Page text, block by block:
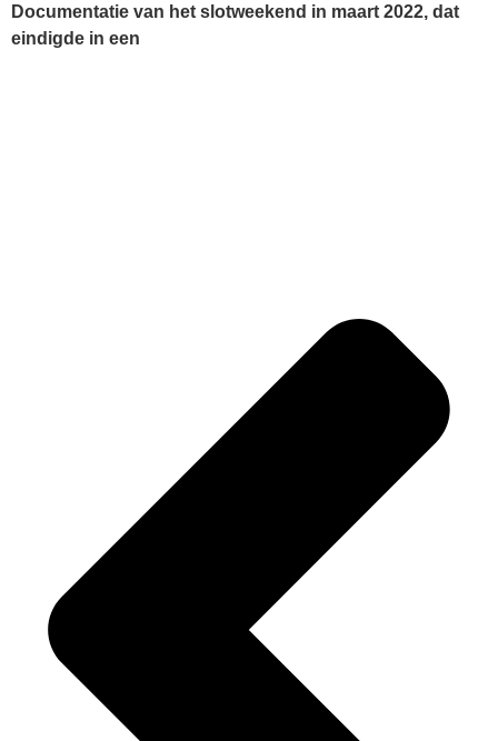
Documentatie van het slotweekend in maart 2022, dat
eindigde in een